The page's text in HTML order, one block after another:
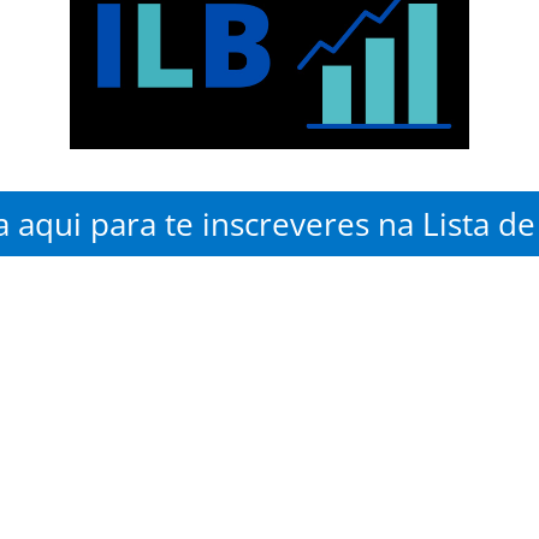
aqui para te inscreveres na Lista